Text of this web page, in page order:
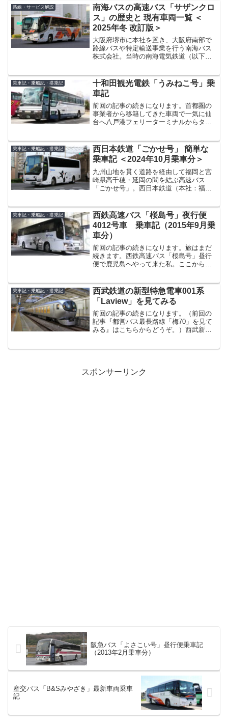
ましたが、1980年の国鉄再建法施行を受
けて特定地方交通線...
路線・サービス解説
南海バスの高速バス「サザンクロ
ス」の歴史と 現有車両一覧 ＜
2025年冬 改訂版＞
大阪府堺市に本社を置き、大阪府南部で
路線バスや特定輸送事業を行う南海バス
株式会社。当時の南海電気鉄道（以下：
離・発足したバス会社で、昨年2021（令
和3）に...
乗車記・乗船記・搭乗記
十和田観光電鉄「うみねこ号」乗
車記
前回の記事の続きになります。首都圏の
事業者から移籍してきた車両で一気に仙
台へ八戸港フェリーターミナルからタク
ナルへ移動します。八戸市江陽に位置す
る、八戸ラピアバスターミ...
乗車記・乗船記・搭乗記
西日本鉄道「ごかせ号」 簡単な
乗車記 ＜2024年10月乗車分＞
九州山地を貫く道路を経由して福岡と宮
崎県高千穂・延岡の間を結ぶ高速バス
「ごかせ号」。西日本鉄道（本社：福岡
本鉄道「ごかせ号」宮崎交通「ごかせ
号」「ごかせ号」については...
乗車記・乗船記・搭乗記
西鉄高速バス「桜島号」夜行便
4012号車 乗車記（2015年9月乗
車分）
前回の記事の続きになります。旅はまだ
続きます。西鉄高速バス「桜島号」昼行
便で鹿児島へやって来た私。ここからは
時刻まで時間が空いているということ
で、指宿もしくは枕崎辺りま...
乗車記・乗船記・搭乗記
西武鉄道の新型特急電車001系
「Laview」を見てみる
前回の記事の続きになります。（前回の
記事『都営バス最長路線「梅70」を見て
みる』はこちらからどうぞ。）西武新宿
スポンサーリンク
阪急バス「よさこい号」昼行便乗車記
（2013年2月乗車分）
産交バス「B&Sみやざき」最新車両乗車
記